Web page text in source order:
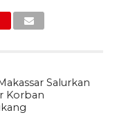
Salurkan
Korban